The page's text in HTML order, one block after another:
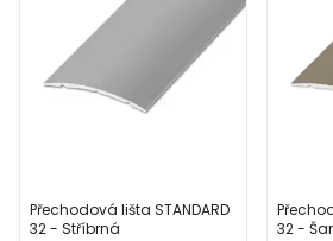
Přechodová lišta STANDARD
32 - Stříbrná
32 -